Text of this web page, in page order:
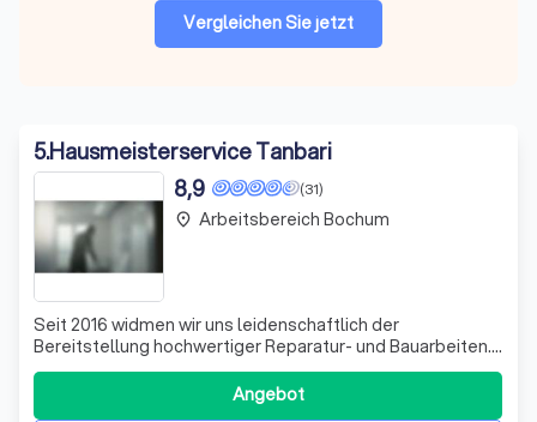
Vergleichen Sie jetzt
5.Hausmeisterservice Tanbari
(31)
8,9
Seit 2016 widmen wir uns leidenschaftlich der
Bereitstellung hochwertiger Reparatur- und Bauarbeiten.
Unsere Mission ist es, Ihnen maßgeschneiderte Lösungen
zu bieten, die Ihre Erwartungen übertreffen. Wir zeichnen
uns durch Integrität, Professionalität und ein
Angebot
place Arbeitsbereich Bochum